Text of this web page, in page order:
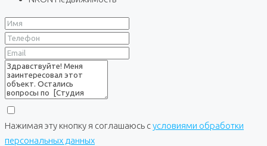
Нажимая эту кнопку я соглашаюсь сусловиями обработки
персональных данных